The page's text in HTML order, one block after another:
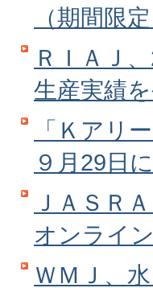
（期間限定
ＲＩＡＪ
生産実績
「Ｋアリ
９月29日
ＪＡＳＲ
オンライ
ＷＭＪ、